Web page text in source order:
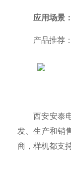
应用场景：
产品推荐：
西安安泰电
发、生产和销
商，样机都支